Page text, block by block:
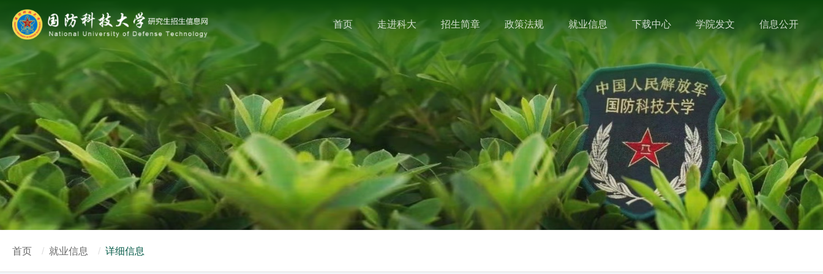
首页 走进科大 招生简章 政策法规 就业信息 下载中心 学院发文 信息公开
首页 就业信息 详细信息